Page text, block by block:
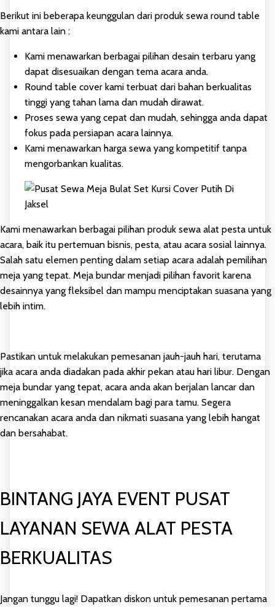
Berikut ini beberapa keunggulan dari produk sewa round table
kami antara lain :
Kami menawarkan berbagai pilihan desain terbaru yang
dapat disesuaikan dengan tema acara anda.
Round table cover kami terbuat dari bahan berkualitas
tinggi yang tahan lama dan mudah dirawat.
Proses sewa yang cepat dan mudah, sehingga anda dapat
fokus pada persiapan acara lainnya.
Kami menawarkan harga sewa yang kompetitif tanpa
mengorbankan kualitas.
Kami menawarkan berbagai pilihan produk sewa alat pesta untuk
acara, baik itu pertemuan bisnis, pesta, atau acara sosial lainnya.
Salah satu elemen penting dalam setiap acara adalah pemilihan
meja yang tepat. Meja bundar menjadi pilihan favorit karena
desainnya yang fleksibel dan mampu menciptakan suasana yang
lebih intim.
Pastikan untuk melakukan pemesanan jauh-jauh hari, terutama
jika acara anda diadakan pada akhir pekan atau hari libur. Dengan
meja bundar yang tepat, acara anda akan berjalan lancar dan
meninggalkan kesan mendalam bagi para tamu. Segera
rencanakan acara anda dan nikmati suasana yang lebih hangat
dan bersahabat.
BINTANG JAYA EVENT PUSAT
LAYANAN SEWA ALAT PESTA
BERKUALITAS
Jangan tunggu lagi! Dapatkan diskon untuk pemesanan pertama